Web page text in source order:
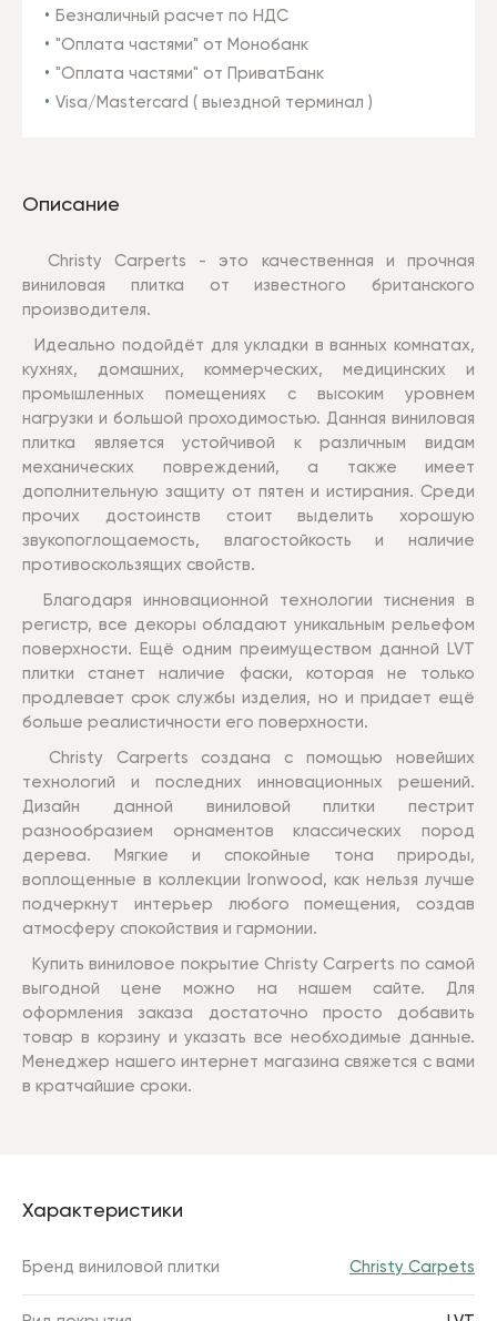
Безналичный расчет по НДС
"Оплата частями" от Монобанк
"Оплата частями" от ПриватБанк
Visa/Mastercard ( выездной терминал )
Описание
Christy Carperts - это качественная и прочная
виниловая плитка от известного британского
производителя.
Идеально подойдёт для укладки в ванных комнатах,
кухнях, домашних, коммерческих, медицинских и
промышленных помещениях с высоким уровнем
нагрузки и большой проходимостью. Данная виниловая
плитка является устойчивой к различным видам
механических повреждений, а также имеет
дополнительную защиту от пятен и истирания. Среди
прочих достоинств стоит выделить хорошую
звукопоглощаемость, влагостойкость и наличие
противоскользящих свойств.
Благодаря инновационной технологии тиснения в
регистр, все декоры обладают уникальным рельефом
поверхности. Ещё одним преимуществом данной LVT
плитки станет наличие фаски, которая не только
продлевает срок службы изделия, но и придает ещё
больше реалистичности его поверхности.
Christy Carperts создана с помощью новейших
технологий и последних инновационных решений.
Дизайн данной виниловой плитки пестрит
разнообразием орнаментов классических пород
дерева. Мягкие и спокойные тона природы,
воплощенные в коллекции Ironwood, как нельзя лучше
подчеркнут интерьер любого помещения, создав
атмосферу спокойствия и гармонии.
Купить виниловое покрытие Christy Carperts по самой
выгодной цене можно на нашем сайте. Для
оформления заказа достаточно просто добавить
товар в корзину и указать все необходимые данные.
Менеджер нашего интернет магазина свяжется с вами
в кратчайшие сроки.
Характеристики
Бренд виниловой плитки Christy Carpets